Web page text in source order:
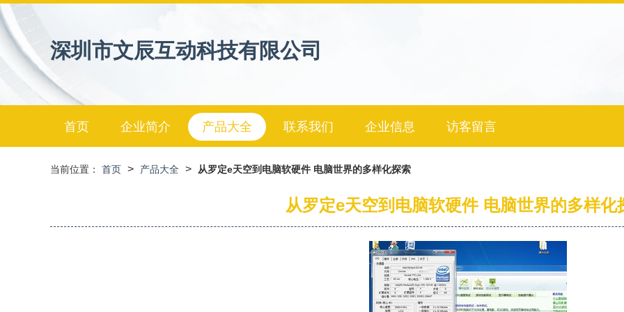
深圳市文辰互动科技有限公司
首页 企业简介 产品大全 联系我们 企业信息 访客留言
当前位置： 首页 > 产品大全 > 从罗定e天空到电脑软硬件 电脑世界的多样化探索
从罗定e天空到电脑软硬件 电脑世界的多样化